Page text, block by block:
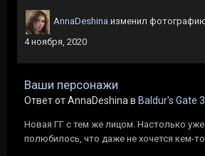
AnnaDeshina изменил
4 ноября, 2020
Ваши персонажи
Ответ от AnnaDeshina в Baldur's Gate 3
Новая ГГ с тем же лицом. Настолько
полюбилось, что даже не хочется кем-